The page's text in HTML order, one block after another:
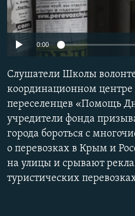
ПОБЕДИТЕЛЕЙ НЕ СУДЯТ?
КРЫМ.НЕПОКОРЕННЫЙ
УКРАИНСКАЯ ПРОБЛЕМА КРЫМА
ПРИСОЕДИНЯЙТЕСЬ!
Все сайты RFE/RL
0:00
Слушатели Школы
координационном центре
переселенцев «Помощь
учредители фонда
города бороться с
о перевозках в Крым и
на улицы и срывают
туристических